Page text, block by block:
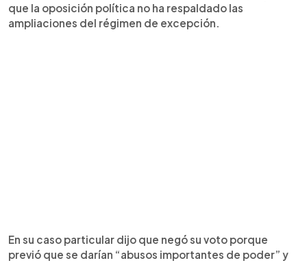
que la oposición política no ha respaldado las
ampliaciones del régimen de excepción.
En su caso particular dijo que negó su voto porque
previó que se darían “abusos importantes de poder” y